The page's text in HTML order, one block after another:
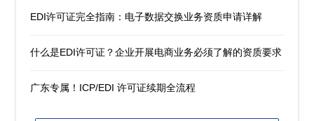
EDI许可证完全指南：电子数据交换业务资质申请详解
什么是EDI许可证？企业开展电商业务必须了解的资质要求
广东专属！ICP/EDI 许可证续期全流程